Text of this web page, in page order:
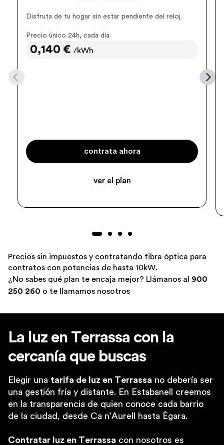
Disfruta de tu hogar sin estar pendiente del reloj.
Precio único 24h, cada día
0,140 € /kWh
contrata ahora
ver el plan
Precios sin impuestos y contratando fibra óptica para
contratos con potencias de hasta 10kW.
¿No sabes qué plan te encaja mejor? Llámanos al 900
250 260 o te llamamos nosotros
La luz en Terrassa con la
cercanía que buscas
Elegir una tarifa de luz en Terrassa no debería ser
una gestión fría y distante. En Estabanell creemos
en la transparencia de quien conoce cada barrio
de la ciudad, desde Ca n’Aurell hasta Ègara.
Contratar luz en Terrassa con nosotros es